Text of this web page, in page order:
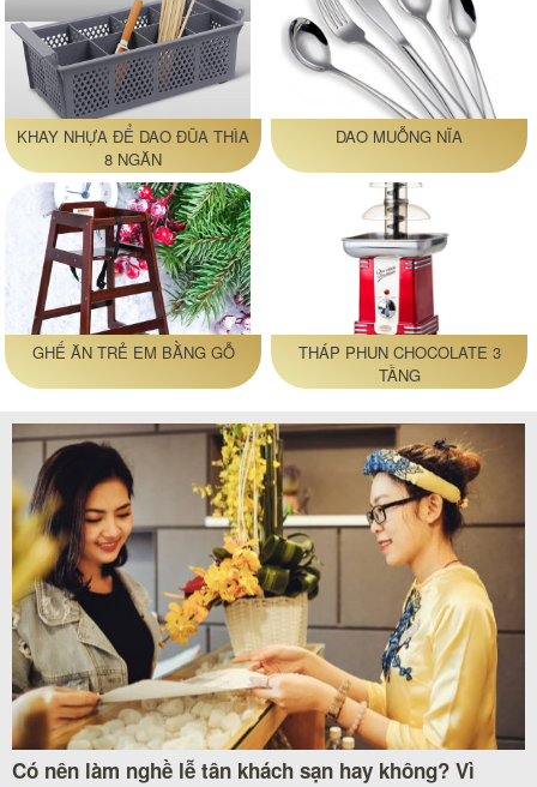
KHAY NHỰA ĐỂ DAO ĐŨA THÌA
8 NGĂN
DAO MUỖNG NĨA
GHẾ ĂN TRẺ EM BẰNG GỖ
THÁP PHUN CHOCOLATE 3
TẦNG
Có nên làm nghề lễ tân khách sạn hay không? Vì